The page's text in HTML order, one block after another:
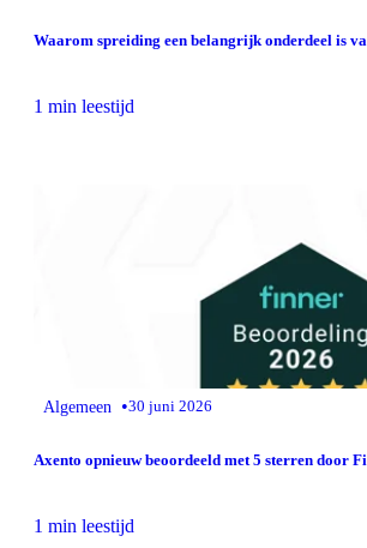
Waarom spreiding een belangrijk onderdeel is
1 min leestijd
Algemeen •30 juni 2026
Axento opnieuw beoordeeld met 5 sterren door
1 min leestijd